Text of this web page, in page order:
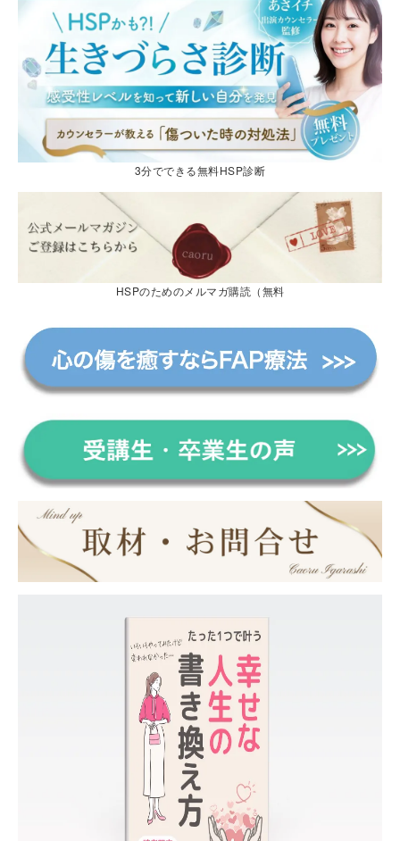
3分でできる無料HSP診断
HSPのためのメルマガ購読（無料